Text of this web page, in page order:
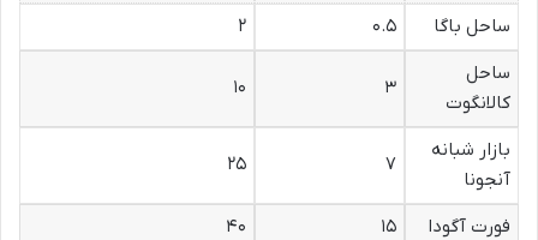
ساحل باگا ۰.۵
۲
ساحل
کالانگوت
۳ ۱۰
بازار شبانه
آنجونا
۷ ۲۵
فورت آگودا ۱۵
۴۰